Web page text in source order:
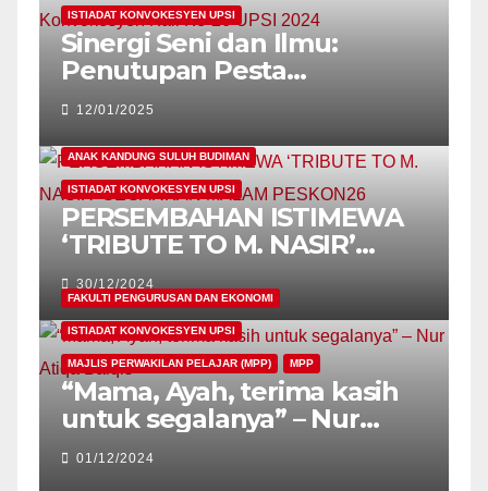
ISTIADAT KONVOKESYEN UPSI
Sinergi Seni dan Ilmu:
Penutupan Pesta
Konvokesyen Kali Ke-26
UPSI 2024
12/01/2025
ANAK KANDUNG SULUH BUDIMAN
ISTIADAT KONVOKESYEN UPSI
PERSEMBAHAN ISTIMEWA
‘TRIBUTE TO M. NASIR’
GEGARKAN MALAM
PESKON26
30/12/2024
FAKULTI PENGURUSAN DAN EKONOMI
ISTIADAT KONVOKESYEN UPSI
MAJLIS PERWAKILAN PELAJAR (MPP) MPP
“Mama, Ayah, terima kasih
untuk segalanya” – Nur
Atiqa Balqis
01/12/2024